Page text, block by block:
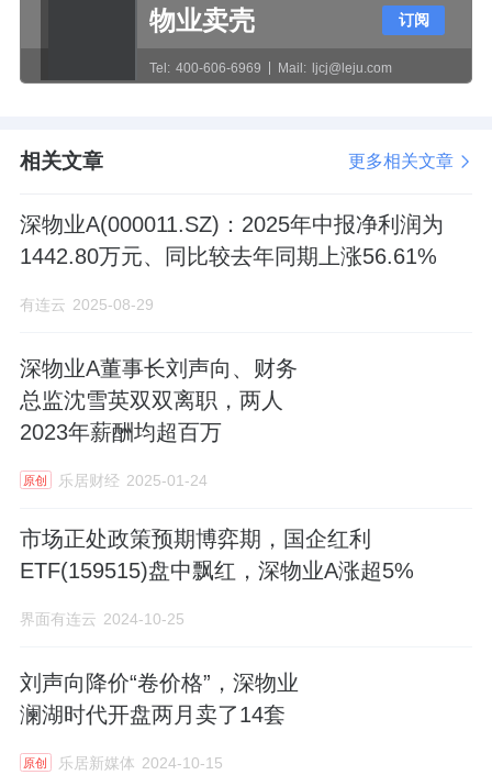
该楼栋西面、北面的两条腿的户型，阳台下面
就是幼儿园的班级活动场地，后续可能会有一
定影响。
都被道路围着。
所以总平图也可以看到，小区的每一栋住宅
楼，都是靠路边的，后续可能也会有一定交通
噪音的影响。
另作为利益统筹项目，天樾和鸣的住户也没那
么纯粹。
回迁房568户。
回迁房的户数占比42%，超过了四成。
02
田寮社区土地整备利益统筹项目，位于光明区
玉塘街道，松白路与田寮路交汇处。
自2017年启动，2018年列入《深圳市2018年度
物业卖壳
Tel: 400-606-6969 Mail: ljcj@leju.com
订阅
相关文章 更多相关文章
深物业A(000011.SZ)：2025年中报净利润为
1442.80万元、同比较去年同期上涨56.61%
有连云 2025-08-29
深物业A董事长刘声向、财务
总监沈雪英双双离职，两人
2023年薪酬均超百万
原创 乐居财经 2025-01-24
市场正处政策预期博弈期，国企红利
ETF(159515)盘中飘红，深物业A涨超5%
界面有连云 2024-10-25
刘声向降价“卷价格”，深物业
澜湖时代开盘两月卖了14套
原创 乐居新媒体 2024-10-15